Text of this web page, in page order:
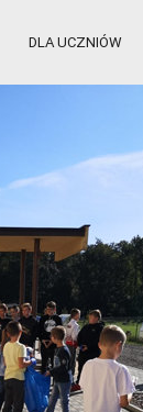
DLA UCZNIÓW